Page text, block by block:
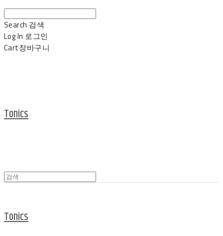
Search 검색
Log In 로그인
Cart장바구니
Tonics
Tonics